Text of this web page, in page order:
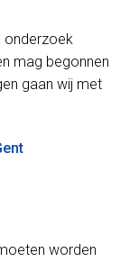
onderzoek
mag begonnen
gaan wij met
worden